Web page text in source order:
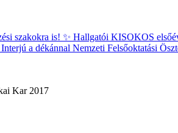
szakokra is! ✨ Hallgatói KISOKOS
Interjú a dékánnal Nemzeti Felsőoktatási
Kar 2017